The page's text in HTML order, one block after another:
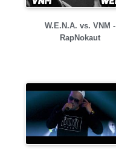
W.E.N.A. vs. VNM -
RapNokaut